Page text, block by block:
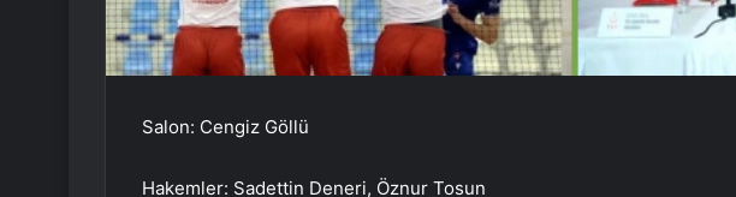
Salon: Cengiz Göllü
Hakemler: Sadettin Deneri, Öznur Tosun